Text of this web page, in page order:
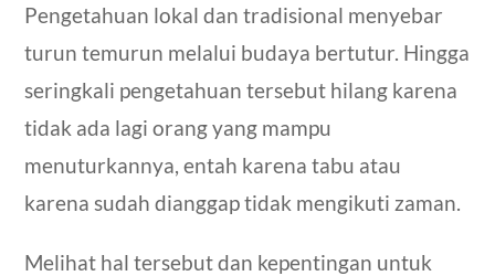
Pengetahuan lokal dan tradisional menyebar
turun temurun melalui budaya bertutur. Hingga
seringkali pengetahuan tersebut hilang karena
tidak ada lagi orang yang mampu
menuturkannya, entah karena tabu atau
karena sudah dianggap tidak mengikuti zaman.
Melihat hal tersebut dan kepentingan untuk